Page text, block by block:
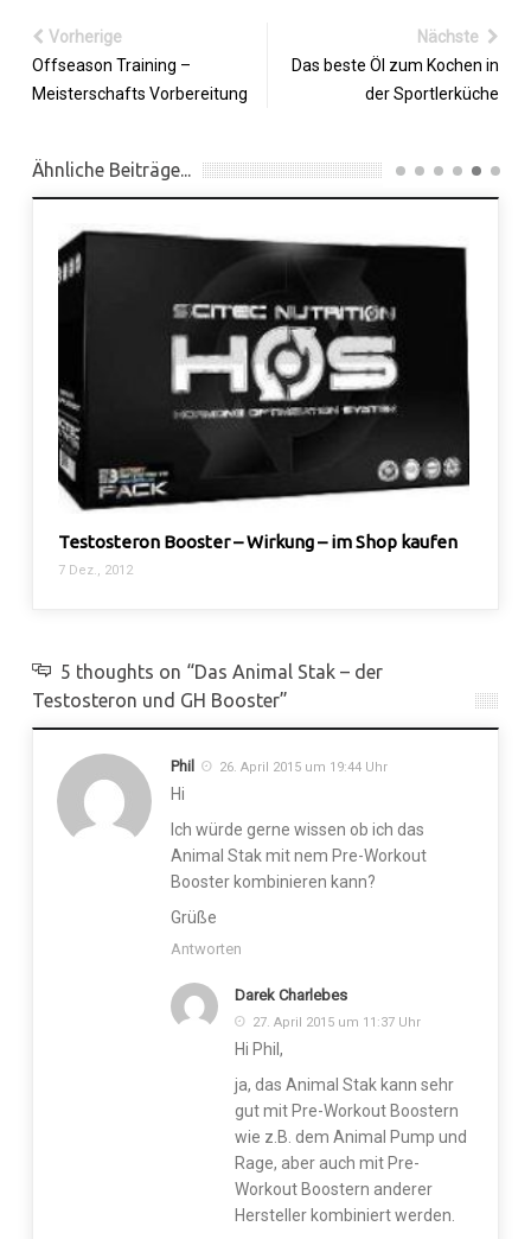
Vorherige
Offseason Training –
Meisterschafts Vorbereitung
Nächste
Das beste Öl zum Kochen in
der Sportlerküche
Ähnliche Beiträge...
Testosteron Booster – Wirkung – im Shop kaufen
7 Dez., 2012
5 thoughts on “Das Animal Stak – der
Testosteron und GH Booster”
Phil 26. April 2015 um 19:44 Uhr
Hi
Ich würde gerne wissen ob ich das
Animal Stak mit nem Pre-Workout
Booster kombinieren kann?
Grüße
Antworten
Darek Charlebes
27. April 2015 um 11:37 Uhr
Hi Phil,
ja, das Animal Stak kann sehr
gut mit Pre-Workout Boostern
wie z.B. dem Animal Pump und
Rage, aber auch mit Pre-
Workout Boostern anderer
Hersteller kombiniert werden.